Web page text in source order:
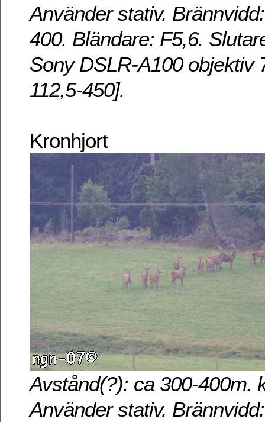
Använder stativ.
400. Bländare: F5,6.
Sony DSLR-A100 objektiv
112,5-450].
Kronhjort
Avstånd(?): ca 300-400m.
Använder stativ.